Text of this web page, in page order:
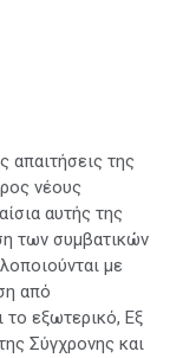
απαιτήσεις της
νέους
αυτής της
των συμβατικών
με
από
το εξωτερικό, Εξ
Σύγχρονης και